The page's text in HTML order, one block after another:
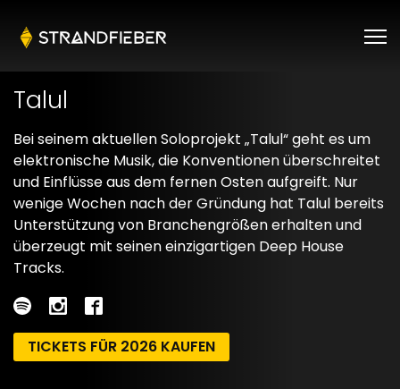
Talul
Bei seinem aktuellen Soloprojekt „Talul“ geht es um
elektronische Musik, die Konventionen überschreitet
und Einflüsse aus dem fernen Osten aufgreift. Nur
wenige Wochen nach der Gründung hat Talul bereits
Unterstützung von Branchengrößen erhalten und
überzeugt mit seinen einzigartigen Deep House
Tracks.
TICKETS FÜR 2026 KAUFEN